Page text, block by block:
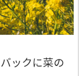
ックに菜の